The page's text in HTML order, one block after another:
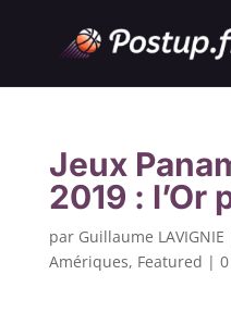
Jeux
2019 : l’Or
par Guillaume LAVIGNIE
Amériques, Featured |